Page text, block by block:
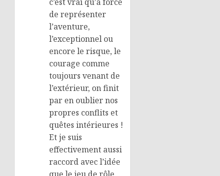
de représenter
l’aventure,
l’exceptionnel ou
encore le risque, le
courage comme
toujours venant de
l’extérieur, on finit
par en oublier nos
propres conflits et
quêtes intérieures !
Et je suis
effectivement aussi
raccord avec l’idée